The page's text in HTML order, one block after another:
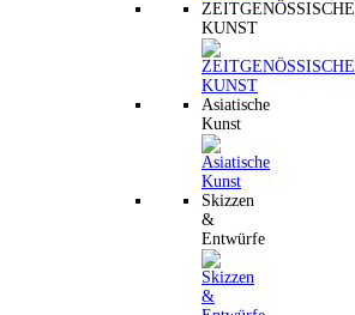
ZEITGENÖSSISCHE
KUNST
Asiatische
Kunst
Skizzen
&
Entwürfe